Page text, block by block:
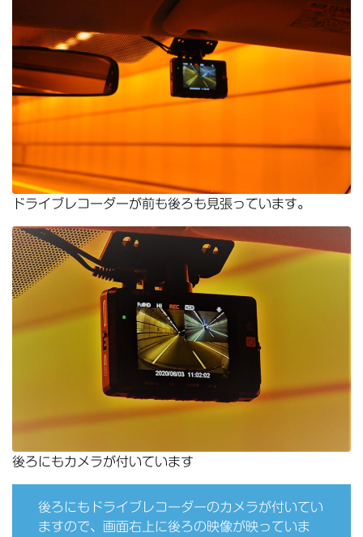
ドライブレコーダーが前も後ろも見張っています。
後ろにもカメラが付いています
後ろにもドライブレコーダーのカメラが付いてい
ますので、画面右上に後ろの映像が映っていま